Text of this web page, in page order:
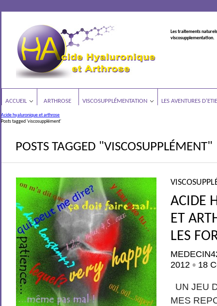
Les traitements
viscosupplementation.
ACCUEIL ARTHROSE VISCOSUPPLÉMENTATION LES AVENTURES
Acide hyaluronique et arthrose
Posts tagged 'viscosupplément'
POSTS TAGGED "VISCOSUPPLÉMENT"
ACIDE
ET
LES
2012 • 18
UN JEU
MES